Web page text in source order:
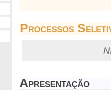
Processos
Apresentação